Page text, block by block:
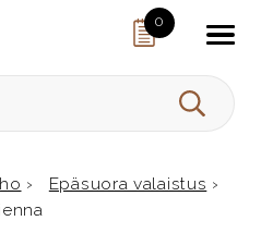
0
HAE
› Epäsuora valaistus ›